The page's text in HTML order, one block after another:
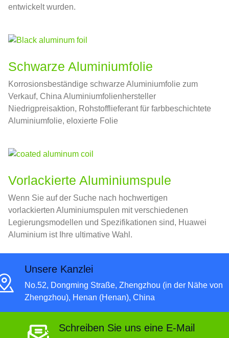
entwickelt wurden.
Schwarze Aluminiumfolie
Korrosionsbeständige schwarze Aluminiumfolie zum
Verkauf, China Aluminiumfolienhersteller
Niedrigpreisaktion, Rohstofflieferant für farbbeschichtete
Aluminiumfolie, eloxierte Folie
Vorlackierte Aluminiumspule
Wenn Sie auf der Suche nach hochwertigen
vorlackierten Aluminiumspulen mit verschiedenen
Legierungsmodellen und Spezifikationen sind, Huawei
Aluminium ist Ihre ultimative Wahl.
Unsere Kanzlei
No.52, Dongming Straße, Zhengzhou (in der Nähe von
Zhengzhou), Henan (Henan), China
Schreiben Sie uns eine E-Mail